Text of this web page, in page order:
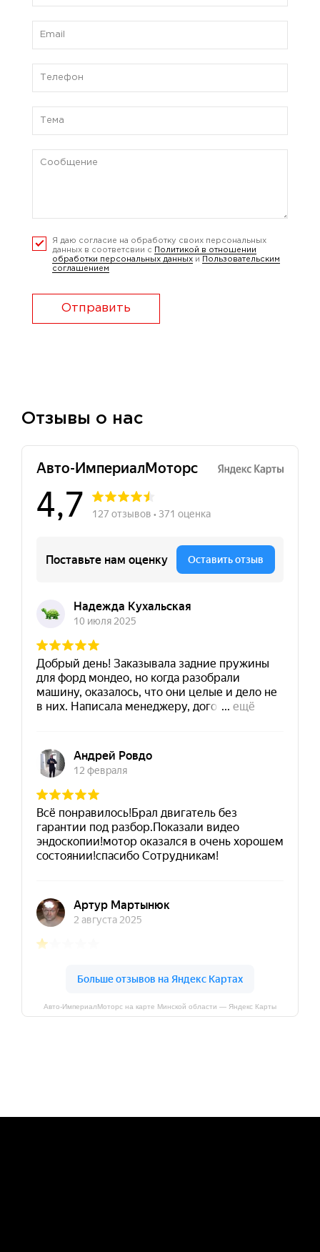
Я даю согласие на обработку своих персональных
данных в соответсвии с
Политикой в отношении
обработки персональных данных и
Пользовательским
соглашением
Отправить
Отзывы о нас
Авто-ИмпериалМоторс на карте Минской области — Яндекс Карты